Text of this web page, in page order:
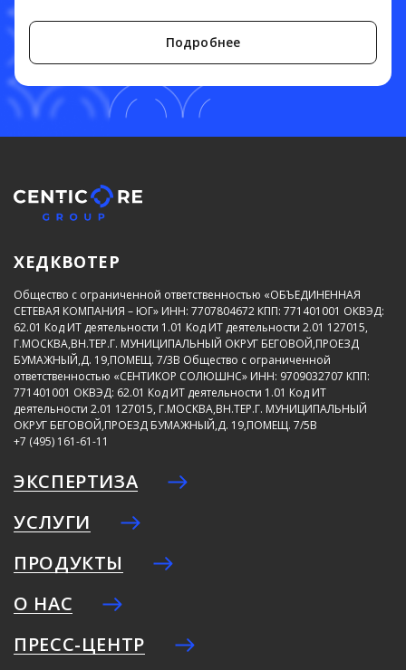
Подробнее
ХЕДКВОТЕР
Общество с ограниченной ответственностью «ОБЪЕДИНЕННАЯ
СЕТЕВАЯ КОМПАНИЯ – ЮГ» ИНН: 7707804672 КПП: 771401001 ОКВЭД:
62.01 Код ИТ деятельности 1.01 Код ИТ деятельности 2.01 127015,
Г.МОСКВА,ВН.ТЕР.Г. МУНИЦИПАЛЬНЫЙ ОКРУГ БЕГОВОЙ,ПРОЕЗД
БУМАЖНЫЙ,Д. 19,ПОМЕЩ. 7/3В Общество с ограниченной
ответственностью «СЕНТИКОР СОЛЮШНС» ИНН: 9709032707 КПП:
771401001 ОКВЭД: 62.01 Код ИТ деятельности 1.01 Код ИТ
деятельности 2.01 127015, Г.МОСКВА,ВН.ТЕР.Г. МУНИЦИПАЛЬНЫЙ
ОКРУГ БЕГОВОЙ,ПРОЕЗД БУМАЖНЫЙ,Д. 19,ПОМЕЩ. 7/5В
+7 (495) 161-61-11
ЭКСПЕРТИЗА
УСЛУГИ
ПРОДУКТЫ
О НАС
ПРЕСС-ЦЕНТР